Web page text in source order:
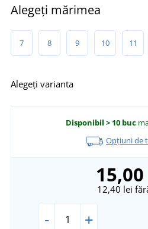
Alegeți mărimea
7 8 9 10 11
Alegeți varianta
Disponibil > 10 buc
Opțiuni de
12,40 lei
- +